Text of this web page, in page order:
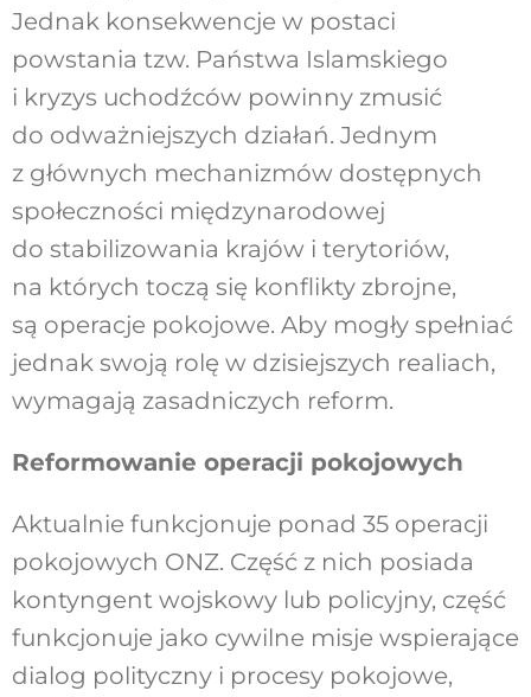
Jednak konsekwencje w postaci
powstania tzw. Państwa Islamskiego
i kryzys uchodźców powinny zmusić
do odważniejszych działań. Jednym
z głównych mechanizmów dostępnych
społeczności międzynarodowej
do stabilizowania krajów i terytoriów,
na których toczą się konflikty zbrojne,
są operacje pokojowe. Aby mogły spełniać
jednak swoją rolę w dzisiejszych realiach,
wymagają zasadniczych reform.
Reformowanie operacji pokojowych
Aktualnie funkcjonuje ponad 35 operacji
pokojowych ONZ. Część z nich posiada
kontyngent wojskowy lub policyjny, część
funkcjonuje jako cywilne misje wspierające
dialog polityczny i procesy pokojowe,